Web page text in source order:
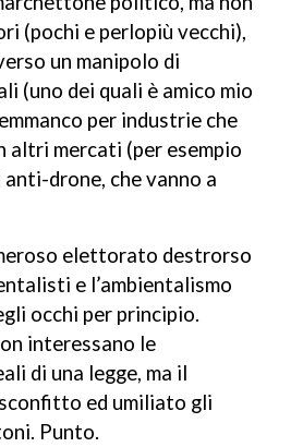
(pochi e perlopiù vecchi),
un manipolo di
(uno dei quali è amico mio
per industrie che
altri mercati (per esempio
drone, che vanno a
elettorato destrorso
e l’ambientalismo
occhi per principio.
interessano le
di una legge, ma il
ed umiliato gli
Punto.